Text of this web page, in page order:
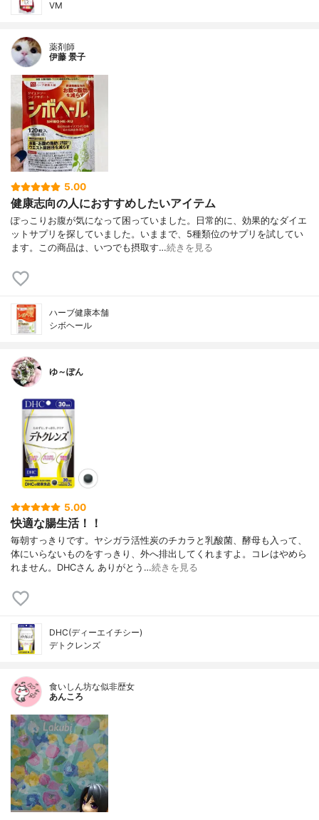
VM
薬剤師
伊藤 景子
5.00
健康志向の人におすすめしたいアイテム
ぽっこりお腹が気になって困っていました。日常的に、効果的なダイエ
ットサプリを探していました。いままで、5種類位のサプリを試してい
ます。この商品は、いつでも摂取す…続きを見る
ハーブ健康本舗
シボヘール
ゆ～ぽん
5.00
快適な腸生活！！
毎朝すっきりです。ヤシガラ活性炭のチカラと乳酸菌、酵母も入って、
体にいらないものをすっきり、外へ排出してくれますよ。コレはやめら
れません。DHCさん ありがとう…続きを見る
DHC(ディーエイチシー)
デトクレンズ
食いしん坊な似非歴女
あんころ